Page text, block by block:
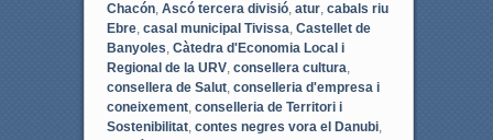
Chacón, Ascó tercera divisió, atur, cabals riu
Ebre, casal municipal Tivissa, Castellet de
Banyoles, Càtedra d'Economia Local i
Regional de la URV, consellera cultura,
consellera de Salut, conselleria d'empresa i
coneixement, conselleria de Territori i
Sostenibilitat, contes negres vora el Danubi,